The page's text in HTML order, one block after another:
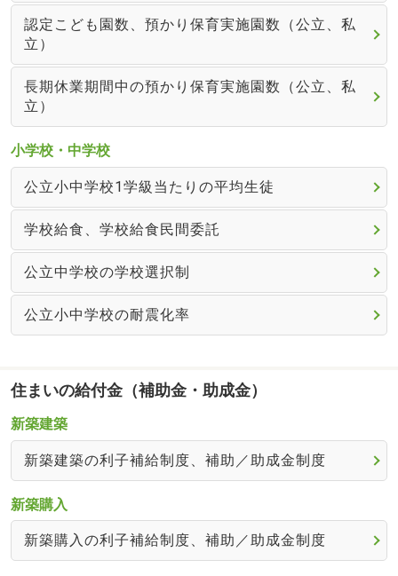
認定こども園数、預かり保育実施園数（公立、私
立）
長期休業期間中の預かり保育実施園数（公立、私
立）
小学校・中学校
公立小中学校1学級当たりの平均生徒
学校給食、学校給食民間委託
公立中学校の学校選択制
公立小中学校の耐震化率
住まいの給付金（補助金・助成金）
新築建築
新築建築の利子補給制度、補助／助成金制度
新築購入
新築購入の利子補給制度、補助／助成金制度